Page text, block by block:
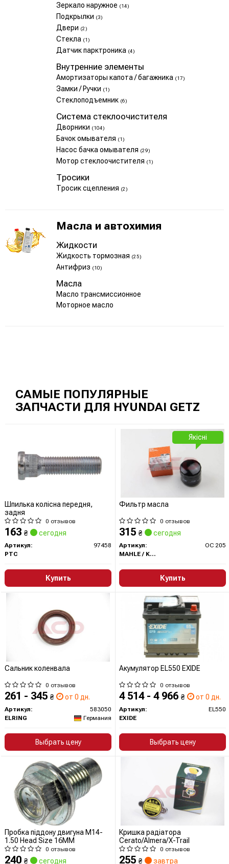
Зеркало наружное (14)
Подкрылки (3)
Двери (2)
Стекла (1)
Датчик парктроника (4)
Внутренние элементы
Амортизаторы капота / багажника (17)
Замки / Ручки (1)
Стеклоподъемник (6)
Система стеклоочистителя
Дворники (104)
Бачок омывателя (1)
Насос бачка омывателя (29)
Мотор стеклоочистителя (1)
Тросики
Тросик сцепления (2)
Масла и автохимия
Жидкости
Жидкость тормозная (25)
Антифриз (10)
Масла
Масло трансмиссионное
Моторное масло
САМЫЕ ПОПУЛЯРНЫЕ
ЗАПЧАСТИ ДЛЯ HYUNDAI GETZ
Шпилька колісна передня,
задня
0 отзывов
163 ₴ сегодня
Артикул:
97458
PTC
Купить
Фильтр масла
0 отзывов
315 ₴ сегодня
Артикул:
OC 205
MAHLE / KNECHT
Купить
Якісні
Сальник коленвала
0 отзывов
261 - 345 ₴ от 0 дн.
Артикул:
583050
ELRING
Германия
Выбрать цену
Акумулятор EL550 EXIDE
0 отзывов
4 514 - 4 966 ₴ от 0 дн.
Артикул:
EL550
EXIDE
Выбрать цену
Пробка піддону двигуна M14-
1.50 Head Size 16MM
0 отзывов
240 ₴ сегодня
Кришка радіатора
Cerato/Almera/X-Trail
0 отзывов
255 ₴ завтра